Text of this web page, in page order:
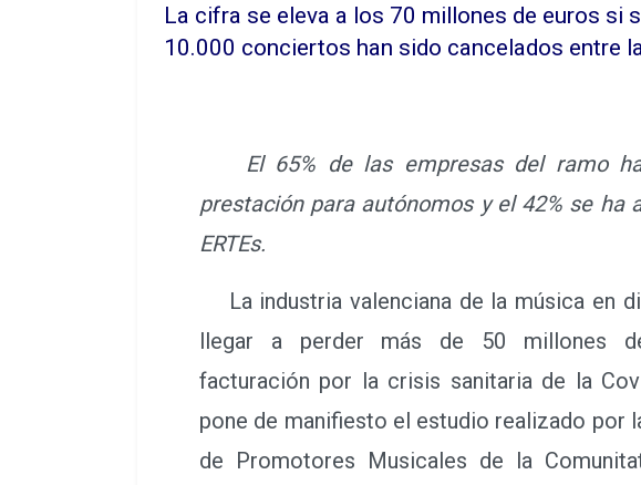
La cifra se eleva a los 70 millones de euros si
10.000 conciertos han sido cancelados entre
El 65% de las empresas del ramo
prestación para autónomos y el 42% se ha
ERTEs.
La industria valenciana de la música en
llegar a perder más de 50 millones
facturación por la crisis sanitaria de la
pone de manifiesto el estudio realizado por
de Promotores Musicales de la